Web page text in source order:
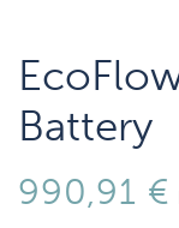
Battery
990,91 €